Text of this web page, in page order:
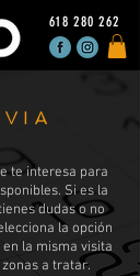
618 280 262
te interesa para
Si es la
dudas o no
la opción
la misma visita
a tratar.